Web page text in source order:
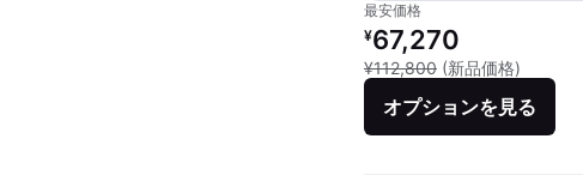
最安価格
リファービッシュ品の価格：
¥67,270
¥112,800 (新品価格)
オプションを見る